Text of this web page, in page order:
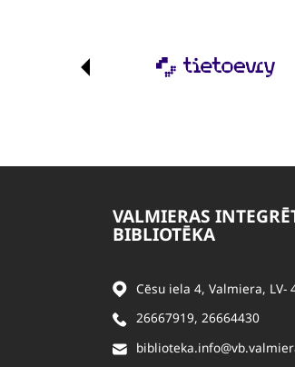
VALMIERAS
BIBLIOTĒKA
Cēsu iela 4, Valmiera, LV-
26667919, 26664430